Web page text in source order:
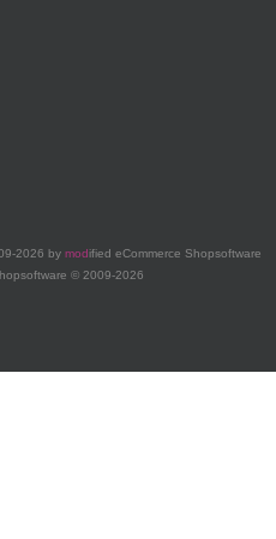
2026 by modified eCommerce Shopsoftware
© 2009-2026